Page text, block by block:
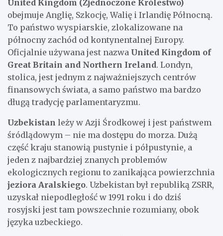
United Kingdom (Zjednoczone Królestwo)
obejmuje Anglię, Szkocję, Walię i Irlandię Północną.
To państwo wyspiarskie, zlokalizowane na
północny zachód od kontynentalnej Europy.
Oficjalnie używana jest nazwa United Kingdom of
Great Britain and Northern Ireland. Londyn,
stolica, jest jednym z najważniejszych centrów
finansowych świata, a samo państwo ma bardzo
długą tradycję parlamentaryzmu.
Uzbekistan leży w Azji Środkowej i jest państwem
śródlądowym – nie ma dostępu do morza. Dużą
część kraju stanowią pustynie i półpustynie, a
jeden z najbardziej znanych problemów
ekologicznych regionu to zanikająca powierzchnia
jeziora Aralskiego. Uzbekistan był republiką ZSRR,
uzyskał niepodległość w 1991 roku i do dziś
rosyjski jest tam powszechnie rozumiany, obok
języka uzbeckiego.